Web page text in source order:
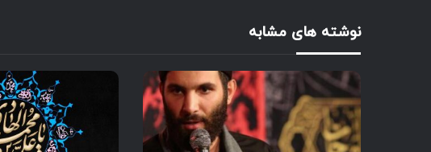
نوشته های مشابه